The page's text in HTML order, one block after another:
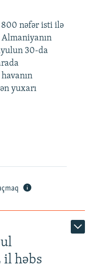
nəfər isti ilə
Almaniyanın
30-da
yuxarı
il həbs